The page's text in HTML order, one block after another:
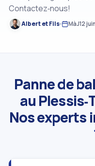
Contactez‑nous!
Albert et Fils MàJ12
Panne de
au
Nos experts